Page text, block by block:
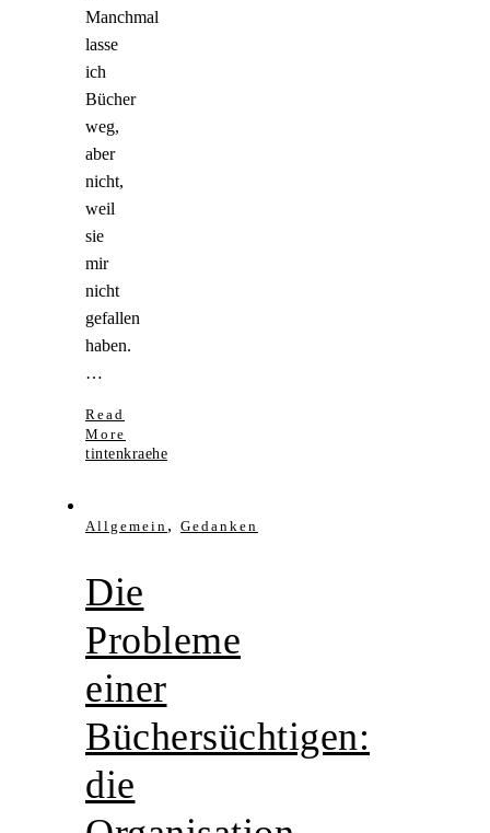
Manchmal
lasse
ich
Bücher
weg,
aber
nicht,
weil
sie
mir
nicht
gefallen
haben.
…
Read
More
tintenkraehe
Allgemein , Gedanken
Die
Probleme
einer
Büchersüchtigen:
die